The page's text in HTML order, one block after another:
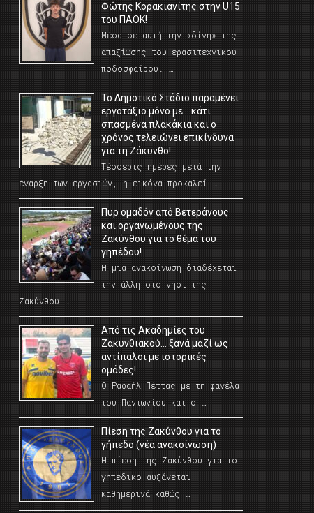
Φώτης Κορακιανίτης στην U15
του ΠΑΟΚ!
Μέσα σε αυτή την «δίνη» της
απαξίωσης του ερασιτεχνικού
ποδοσφαίρου. …
Το Δημοτικό Στάδιο παραμένει
εργοτάξιο μόνο με… κάτι
σπασμένα πλακάκια και ο
χρόνος τελειώνει επικίνδυνα
για τη Ζάκυνθο!
Τέσσερις ημέρες μετά την
έναρξη των εργασιών, η εικόνα προκαλεί …
Πυρ ομαδόν από Βετεράνους
και οργανωμένους της
Ζακύνθου για το θέμα του
γηπέδου!
Η μια ανακοίνωση διαδέχεται
την άλλη στο νησί της
Ζακύνθου …
Από τις Ακαδημίες του
Ζακυνθιακού… ξανά μαζί ως
αντίπαλοι με ιστορικές
ομάδες!
Ο Ραφαήλ Πέττας με τη φανέλα
του Πανιωνίου και ο …
Πίεση της Ζακύνθου για το
γήπεδο (νέα ανακοίνωση)
Η πίεση της Ζακύνθου για το
γηπεδικο αυξάνεται
καθημερινά καθώς …